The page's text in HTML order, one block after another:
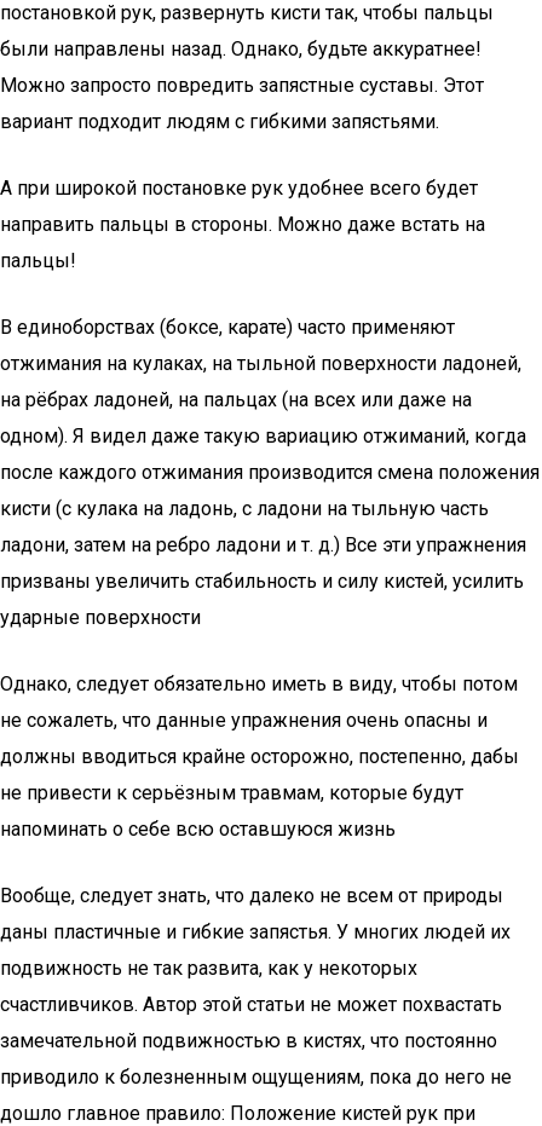
постановкой рук, развернуть кисти так, чтобы пальцы
были направлены назад. Однако, будьте аккуратнее!
Можно запросто повредить запястные суставы. Этот
вариант подходит людям с гибкими запястьями.
А при широкой постановке рук удобнее всего будет
направить пальцы в стороны. Можно даже встать на
пальцы!
В единоборствах (боксе, карате) часто применяют
отжимания на кулаках, на тыльной поверхности ладоней,
на рёбрах ладоней, на пальцах (на всех или даже на
одном). Я видел даже такую вариацию отжиманий, когда
после каждого отжимания производится смена положения
кисти (с кулака на ладонь, с ладони на тыльную часть
ладони, затем на ребро ладони и т. д.) Все эти упражнения
призваны увеличить стабильность и силу кистей, усилить
ударные поверхности
Однако, следует обязательно иметь в виду, чтобы потом
не сожалеть, что данные упражнения очень опасны и
должны вводиться крайне осторожно, постепенно, дабы
не привести к серьёзным травмам, которые будут
напоминать о себе всю оставшуюся жизнь
Вообще, следует знать, что далеко не всем от природы
даны пластичные и гибкие запястья. У многих людей их
подвижность не так развита, как у некоторых
счастливчиков. Автор этой статьи не может похвастать
замечательной подвижностью в кистях, что постоянно
приводило к болезненным ощущениям, пока до него не
дошло главное правило: Положение кистей рук при